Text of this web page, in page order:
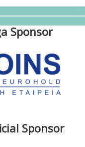
Sponsor
Sponsor